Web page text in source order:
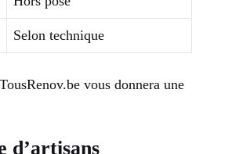
Selon technique
vous donnera une
d’artisans